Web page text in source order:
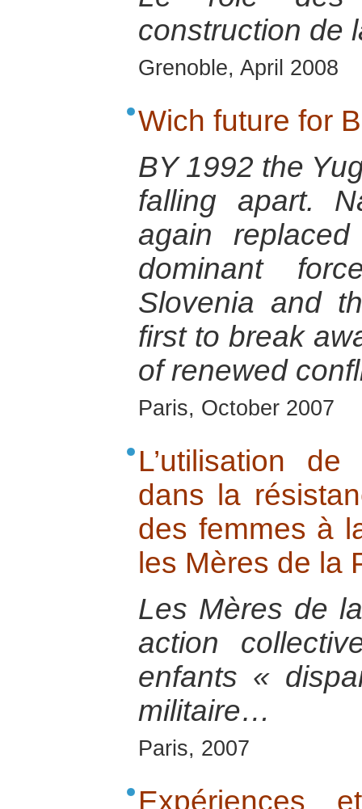
construction de
Grenoble, April 2008
Wich future for
BY 1992 the
falling apart.
again
dominant
Slovenia and
first to break
of renewed
Paris, October 2007
L’utilisation
dans la
des femmes à
les Mères de la
Les Mères de
action
enfants «
militaire…
Paris, 2007
Expériences